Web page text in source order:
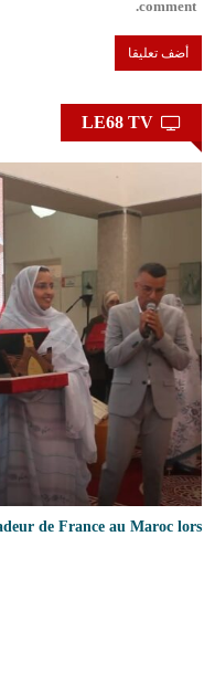
comment.
de France au Maroc lors…